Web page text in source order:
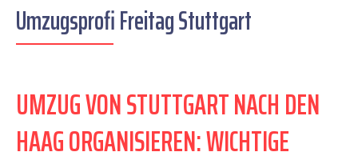
Umzugsprofi Freitag Stuttgart
UMZUG VON STUTTGART NACH DEN
HAAG ORGANISIEREN: WICHTIGE